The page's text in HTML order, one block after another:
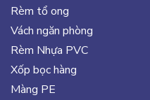
Rèm tổ ong
Vách ngăn phòng
Rèm Nhựa PVC
Xốp bọc hàng
Màng PE